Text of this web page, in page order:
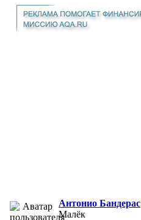
Антонио Бандерас
Малёк